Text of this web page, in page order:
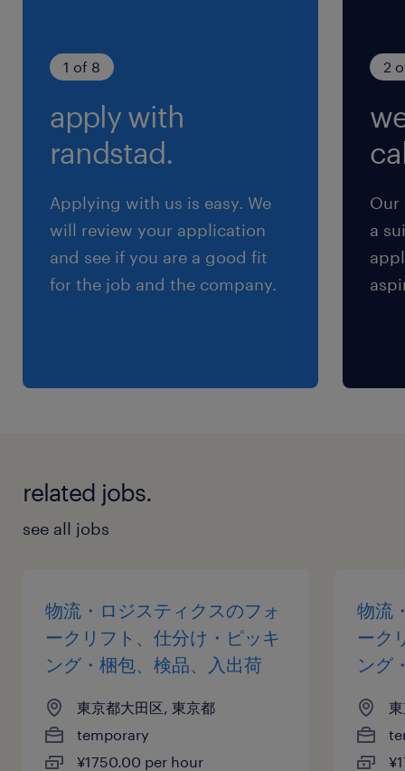
就業時間
9:00-17:00（実働7時間00分・休憩60分）
※交通費全額支給（車・バイクの場合、既定のガ
ソリン代を支給いたします）
1 of 8
apply with
randstad.
Applying with us is easy. We
will review your application
and see if you are a good fit
for the job and the company.
2
Our
a
related jobs.
see all jobs
物流・ロジスティクスのフォ
ークリフト、仕分け・ピッキ
ング・梱包、検品、入出荷
東京都大田区, 東京都
temporary
¥1750.00 per hour
物流
ーク
ング